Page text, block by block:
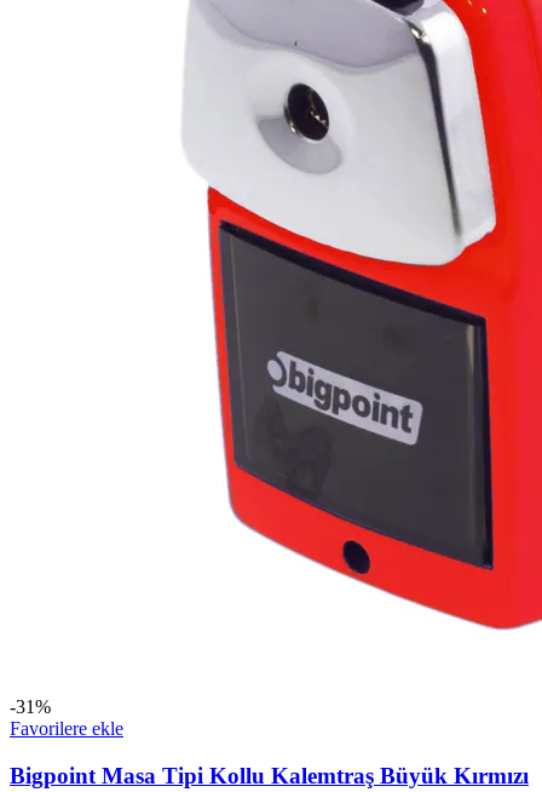
-31%
Favorilere ekle
Bigpoint Masa Tipi Kollu Kalemtraş Büyük Kırmızı